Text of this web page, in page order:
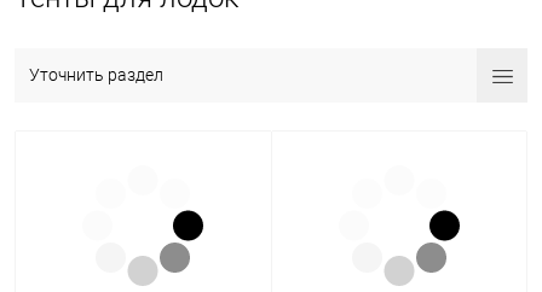
Уточнить раздел